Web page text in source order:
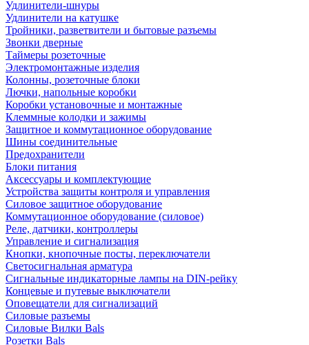
Удлинители-шнуры
Удлинители на катушке
Тройники, разветвители и бытовые разъемы
Звонки дверные
Таймеры розеточные
Электромонтажные изделия
Колонны, розеточные блоки
Лючки, напольные коробки
Коробки установочные и монтажные
Клеммные колодки и зажимы
Защитное и коммутационное оборудование
Шины соединительные
Предохранители
Блоки питания
Аксессуары и комплектующие
Устройства защиты контроля и управления
Силовое защитное оборудование
Коммутационное оборудование (силовое)
Реле, датчики, контроллеры
Управление и сигнализация
Кнопки, кнопочные посты, переключатели
Светосигнальная арматура
Сигнальные индикаторные лампы на DIN-рейку
Концевые и путевые выключатели
Оповещатели для сигнализаций
Силовые разъемы
Силовые Вилки Bals
Розетки Bals